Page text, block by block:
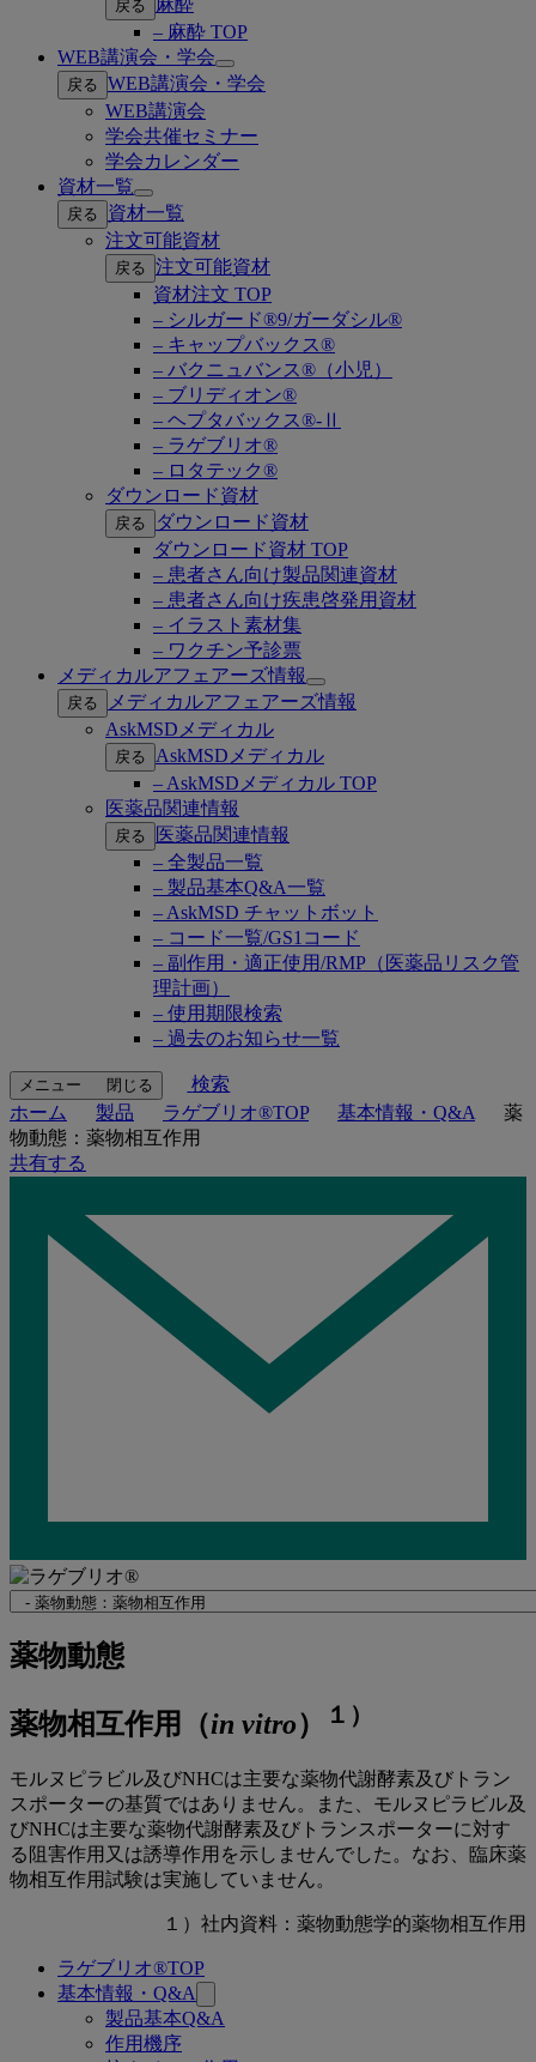
戻る
麻酔
– 麻酔 TOP
WEB講演会・学会
Open
submenu
戻る WEB講演会・学会
WEB講演会
学会共催セミナー
学会カレンダー
資材一覧
Open
submenu
戻る
資材一覧
注文可能資材
戻る 注文可能資材
資材注文 TOP
– シルガード®9/ガーダシル®
– キャップバックス®
– バクニュバンス®（小児）
– ブリディオン®
– ヘプタバックス®-Ⅱ
– ラゲブリオ®
– ロタテック®
ダウンロード資材
戻る
ダウンロード資材
ダウンロード資材 TOP
– 患者さん向け製品関連資材
– 患者さん向け疾患啓発用資材
– イラスト素材集
– ワクチン予診票
メディカルアフェアーズ情報
Open
submenu
戻る
メディカルアフェアーズ情報
AskMSDメディカル
戻る
AskMSDメディカル
– AskMSDメディカル TOP
医薬品関連情報
戻る
医薬品関連情報
– 全製品一覧
– 製品基本Q&A一覧
– AskMSD チャットボット
– コード一覧/GS1コード
– 副作用・適正使用/RMP（医薬品リスク管
理計画）
– 使用期限検索
– 過去のお知らせ一覧
メニュー 閉じる
検索
ホーム
製品 ラゲブリオ®TOP 基本情報・Q&A
薬
物動態：薬物相互作用
共有する
Navigate
関
連
ー
ジ
薬
動
態：
薬
物
相
薬物動態
薬物相互作用（in vitro） １）
モルヌピラビル及びNHCは主要な薬物代謝酵素及びトラン
スポーターの基質ではありません。また、モルヌピラビル及
びNHCは主要な薬物代謝酵素及びトランスポーターに対す
る阻害作用又は誘導作用を示しませんでした。なお、臨床薬
物相互作用試験は実施していません。
１）社内資料：薬物動態学的薬物相互作用
ラゲブリオ®TOP
基本情報・Q&A
製品基本Q&A
作用機序